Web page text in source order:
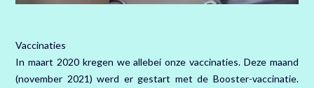
Vaccinaties
In maart 2020 kregen we allebei onze vaccinaties. Deze maand
(november 2021) werd er gestart met de Booster-vaccinatie.